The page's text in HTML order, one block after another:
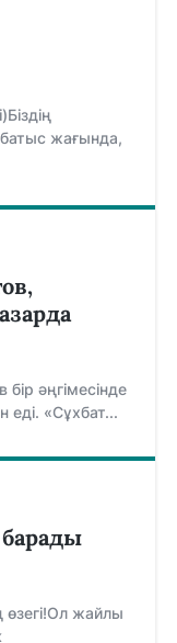
жағында,
әңгімесінде
еді. «Сұхбат...
жайлы